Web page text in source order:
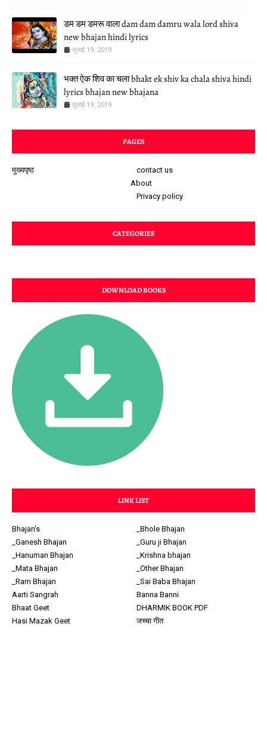
डम डम डमरू वाला dam dam damru wala lord shiva
new bhajan hindi lyrics
जुलाई 19, 2019
भक्त ऐक शिव का चला bhakt ek shiv ka chala shiva hindi
lyrics bhajan new bhajana
जुलाई 19, 2019
PAGES
मुख्यपृष्ठ
contact us
About
Privacy policy
CATEGORIES
DOWNLOAD BOOKS
LINK LIST
Bhajan's
_Bhole Bhajan
_Ganesh Bhajan
_Guru ji Bhajan
_Hanuman Bhajan
_Krishna bhajan
_Mata Bhajan
_Other Bhajan
_Ram Bhajan
_Sai Baba Bhajan
Aarti Sangrah
Banna Banni
Bhaat Geet
DHARMIK BOOK PDF
Hasi Mazak Geet
जच्चा गीत